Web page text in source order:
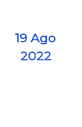
19 Ago
2022